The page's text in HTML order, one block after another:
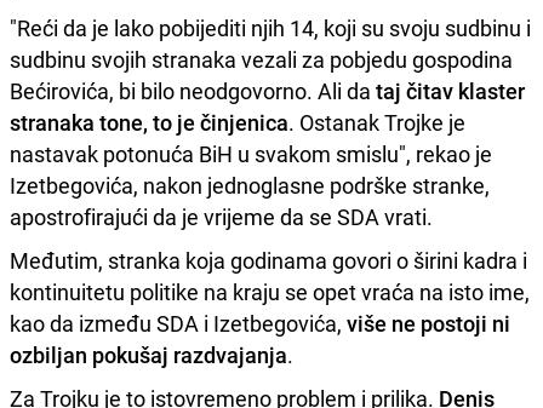
"Reći da je lako pobijediti njih 14, koji su svoju sudbinu i
sudbinu svojih stranaka vezali za pobjedu gospodina
Bećirovića, bi bilo neodgovorno. Ali da taj čitav klaster
stranaka tone, to je činjenica. Ostanak Trojke je
nastavak potonuća BiH u svakom smislu", rekao je
Izetbegovića, nakon jednoglasne podrške stranke,
apostrofirajući da je vrijeme da se SDA vrati.
Međutim, stranka koja godinama govori o širini kadra i
kontinuitetu politike na kraju se opet vraća na isto ime,
kao da između SDA i Izetbegovića, više ne postoji ni
ozbiljan pokušaj razdvajanja.
Za Trojku je to istovremeno problem i prilika. Denis